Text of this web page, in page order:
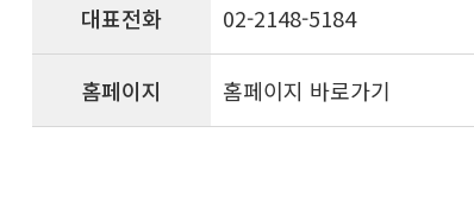
대표전화 02-2148-5184
홈페이지 홈페이지 바로가기